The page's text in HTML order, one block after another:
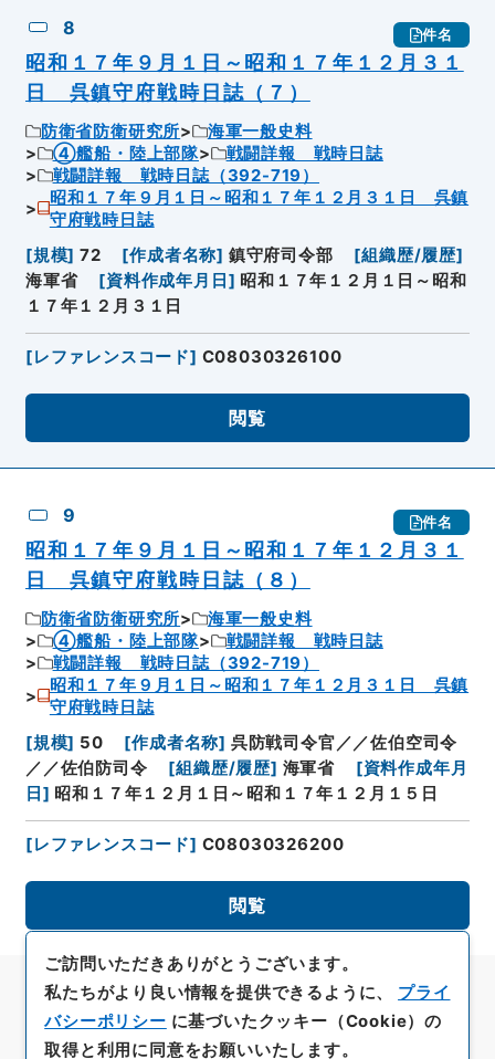
8 件名
昭和１７年９月１日～昭和１７年１２月３１
日 呉鎮守府戦時日誌（７）
防衛省防衛研究所
海軍一般史料
④艦船・陸上部隊
戦闘詳報 戦時日誌
戦闘詳報 戦時日誌（392-719）
昭和１７年９月１日～昭和１７年１２月３１日 呉鎮
守府戦時日誌
[規模] 72 [作成者名称] 鎮守府司令部 [組織歴/履歴]
海軍省
[資料作成年月日 ] 昭和１７年１２月１日～昭和
１７年１２月３１日
[レファレンスコード] C08030326100
閲覧
9 件名
昭和１７年９月１日～昭和１７年１２月３１
日 呉鎮守府戦時日誌（８）
防衛省防衛研究所
海軍一般史料
④艦船・陸上部隊
戦闘詳報 戦時日誌
戦闘詳報 戦時日誌（392-719）
昭和１７年９月１日～昭和１７年１２月３１日 呉鎮
守府戦時日誌
[規模] 50 [作成者名称] 呉防戦司令官／／佐伯空司令
／／佐伯防司令
[組織歴/履歴] 海軍省 [資料作成年月
日 ] 昭和１７年１２月１日～昭和１７年１２月１５日
[レファレンスコード] C08030326200
閲覧
ご訪問いただきありがとうございます。
私たちがより良い情報を提供できるように、 プライ
バシーポリシー に基づいたクッキー（Cookie）の
取得と利用に同意をお願いいたします。